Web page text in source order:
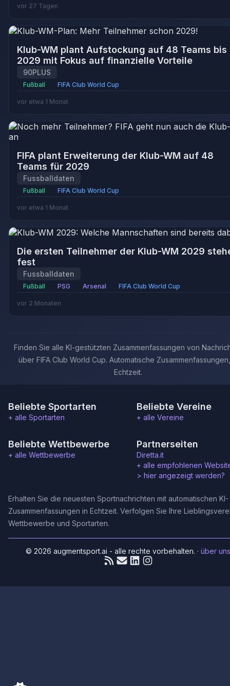
vor 27 Tagen
Klub-WM plant Aufstockung auf 48 Teams bis
2029 mit Fokus auf finanzielle Vorteile
90PLUS
Fußball FIFA Club World Cup
vor etwa 1 Monat
FIFA plant Erweiterung der Klub-WM auf 48
Teams für 2029
Fussballdaten
Fußball FIFA Club World Cup
vor etwa 1 Monat
Die ersten Teilnehmer der Klub-WM 2029
fest
Fussballdaten
Fußball PSG Arsenal FIFA Club World Cup
vor 2 Monaten
Finden Sie alle KI-gestützten Zusammenfassungen von
über FIFA Club World Cup. Automatische
Echtzeit.
Beliebte Sportarten
+ alle Sportarten
Beliebte Vereine
+ alle Vereine
Beliebte Wettbewerbe
+ alle Wettbewerbe
Partnerseiten
Diretta.it
+ alle empfohlenen
> hier angezeigt werden?
Erhalten Sie die neuesten Sportnachrichten mit automatischen KI-
Zusammenfassungen in Echtzeit. Verfolgen Sie Ihre
Wettbewerbe und Sportarten.
© 2026 augmentsport.ai - alle rechte vorbehalten. ·über